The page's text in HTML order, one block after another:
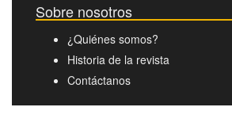
Sobre nosotros
¿Quiénes somos?
Historia de la revista
Contáctanos